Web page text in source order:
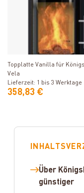
Produkt
Topplatte Vanilla für
Vela
Lieferzeit: 1 bis 3 Werktage
358,83 €
Über
günstiger